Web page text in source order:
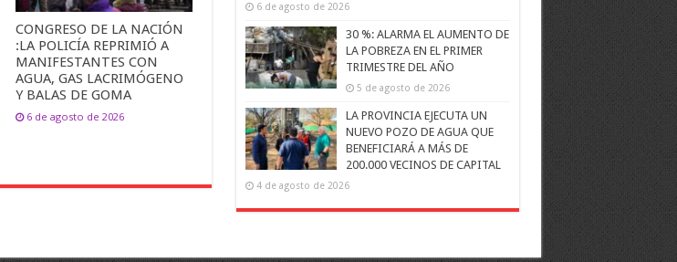
CONGRESO DE LA NACIÓN
:LA POLICÍA REPRIMIÓ A
MANIFESTANTES CON
AGUA, GAS LACRIMÓGENO
Y BALAS DE GOMA
6 de agosto de 2026
6 de agosto de 2026
30 %: ALARMA EL AUMENTO DE
LA POBREZA EN EL PRIMER
TRIMESTRE DEL AÑO
5 de agosto de 2026
LA PROVINCIA EJECUTA UN
NUEVO POZO DE AGUA QUE
BENEFICIARÁ A MÁS DE
200.000 VECINOS DE CAPITAL
4 de agosto de 2026